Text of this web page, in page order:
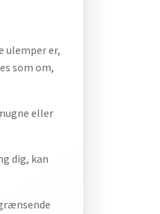
ulemper er,
som om,
eller
dig, kan